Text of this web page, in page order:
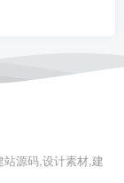
源码,设计素材,建